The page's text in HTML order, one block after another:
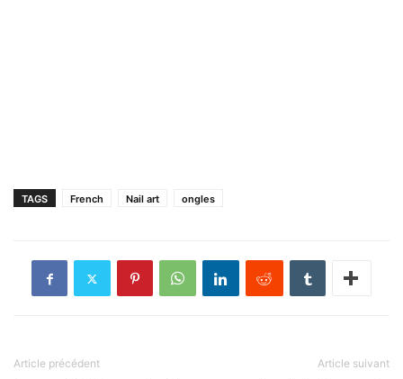
TAGS French Nail art ongles
Article précédent Article suivant